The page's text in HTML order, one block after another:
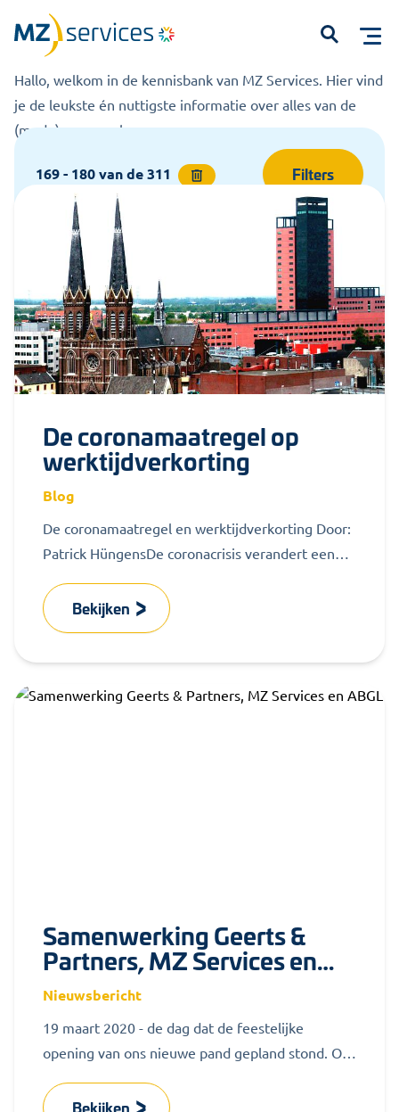
Start met typen om te zoeken...
Home Kennisbank
Kennisbank
Hallo, welkom in de kennisbank van MZ Services. Hier vind
je de leukste én nuttigste informatie over alles van de
(mede)zeggenschap.
169 - 180van de311 Filters
De coronamaatregel op
werktijdverkorting
Blog
De coronamaatregel en werktijdverkorting Door:
Patrick HüngensDe coronacrisis verandert een
op de...Bekijken
Samenwerking Geerts &
Partners, MZ Services en
ABGL
Nieuwsbericht
19 maart 2020 - de dag dat de feestelijke
opening van ons nieuwe pand gepland stond. Om
Bekijken